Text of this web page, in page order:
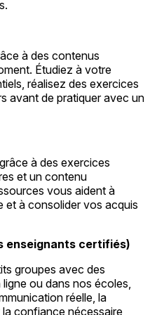
à des contenus
Étudiez à votre
réalisez des exercices
avant de pratiquer avec un
à des exercices
et un contenu
vous aident à
et à consolider vos acquis
enseignants certifiés)
groupes avec des
ou dans nos écoles,
réelle, la
confiance nécessaire